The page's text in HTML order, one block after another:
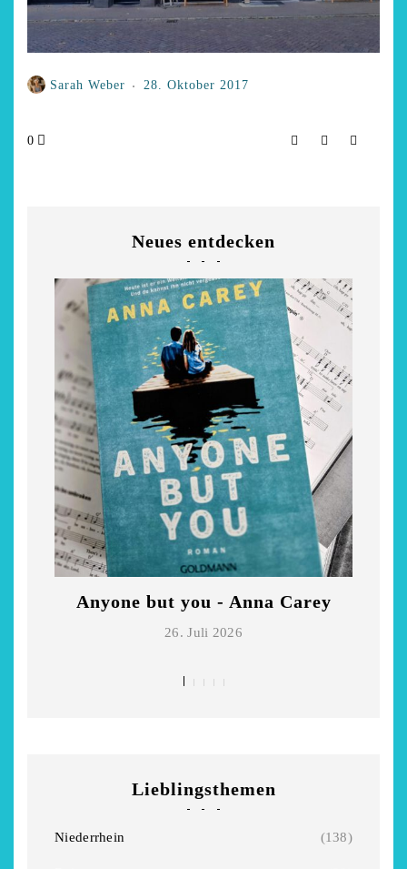
Niederrhein
2. Mai 2026
Garnier
5. April 2026
Neues entdecken
Anyone but you - Anna Carey
26. Juli 2026
Lieblingsthemen
Niederrhein (138)
Sarah Weber 28. Oktober 2017
0